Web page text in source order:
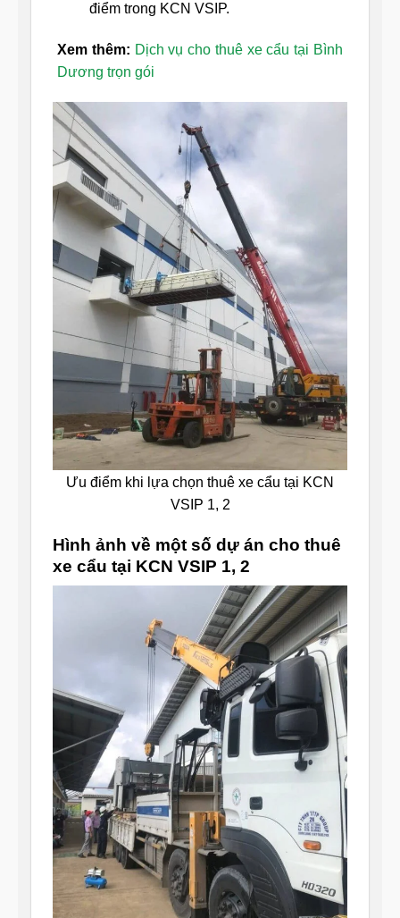
điểm trong KCN VSIP.
Xem thêm: Dịch vụ cho thuê xe cẩu tại Bình
Dương trọn gói
Ưu điểm khi lựa chọn thuê xe cẩu tại KCN
VSIP 1, 2
Hình ảnh về một số dự án cho thuê
xe cẩu tại KCN VSIP 1, 2